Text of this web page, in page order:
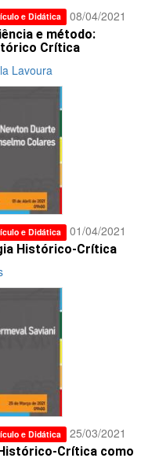
e Didática 08/04/2021
e método:
Crítica
Lavoura
e Didática 01/04/2021
Histórico-Crítica
e Didática 25/03/2021
Crítica como